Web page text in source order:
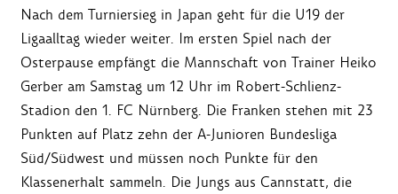
Nach dem Turniersieg in Japan geht für die U19 der
Ligaalltag wieder weiter. Im ersten Spiel nach der
Osterpause empfängt die Mannschaft von Trainer Heiko
Gerber am Samstag um 12 Uhr im Robert-Schlienz-
Stadion den 1. FC Nürnberg. Die Franken stehen mit 23
Punkten auf Platz zehn der A-Junioren Bundesliga
Süd/Südwest und müssen noch Punkte für den
Klassenerhalt sammeln. Die Jungs aus Cannstatt, die